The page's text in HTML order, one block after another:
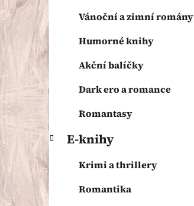
p
a
n
e
l
Vánoční a zimní romány
Humorné knihy
Akční balíčky
Dark ero a romance
Romantasy
E-knihy
Krimi a thrillery
Romantika